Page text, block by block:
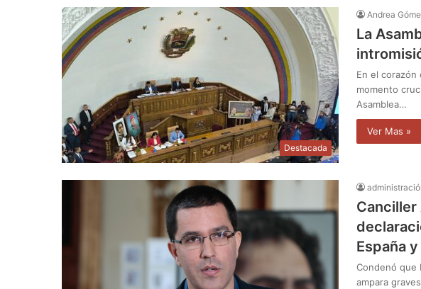
Destacada
Andrea
La
En el corazón
momento
Asamblea…
Ver Mas »
Canciller
España
Condenó que
ampara